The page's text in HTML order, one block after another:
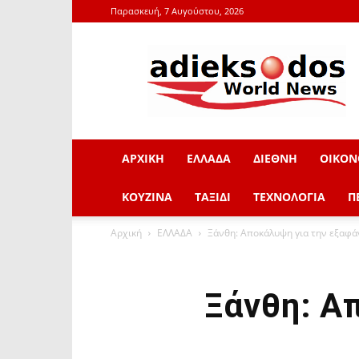
Παρασκευή, 7 Αυγούστου, 2026
adieksodos.gr
ΑΡΧΙΚΗ ΕΛΛΑΔΑ ΔΙΕΘΝΗ
ΚΟΥΖΙΝΑ ΤΑΞΙΔΙ ΤΕΧΝΟΛΟΓΙΑ
Αρχική ΕΛΛΑΔΑ Ξάνθη: Αποκάλυψη για την
Ξάνθη: